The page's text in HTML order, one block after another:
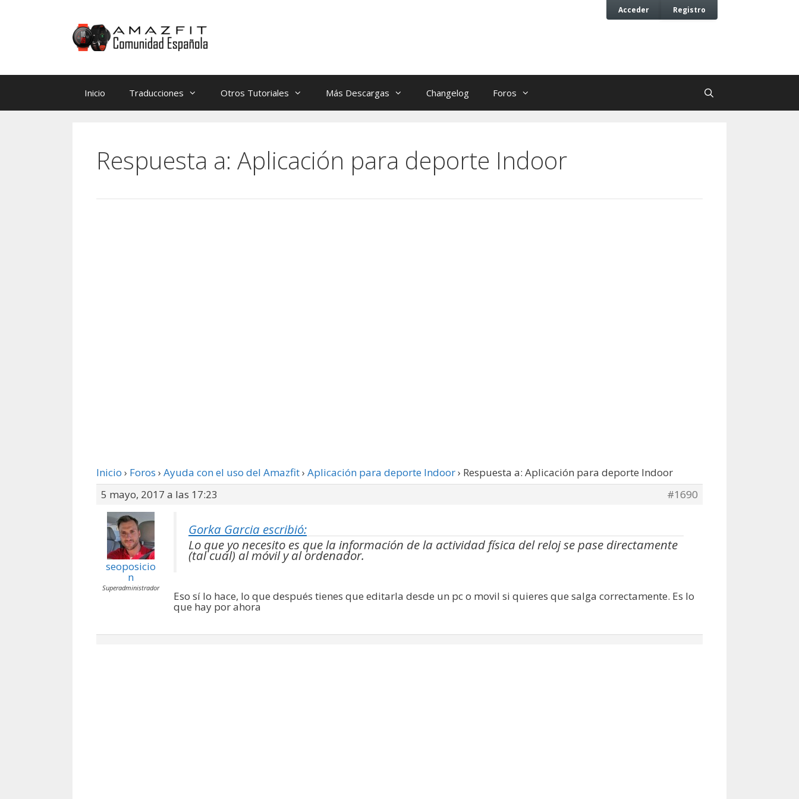
Acceder Registro
Inicio Traducciones Otros Tutoriales Más Descargas Changelog Foros
Respuesta a: Aplicación para deporte Indoor
Inicio › Foros › Ayuda con el uso del Amazfit› Aplicación para deporte Indoor› Respuesta a: Aplicación para deporte Indoor
5 mayo, 2017 a las 17:23
#1690
seoposicio
n
Superadministrador
Gorka Garcia escribió:
Lo que yo necesito es que la información de la actividad física del reloj se pase directamente
(tal cual) al móvil y al ordenador.
Eso sí lo hace, lo que después tienes que editarla desde un pc o movil si quieres que salga correctamente. Es lo
que hay por ahora